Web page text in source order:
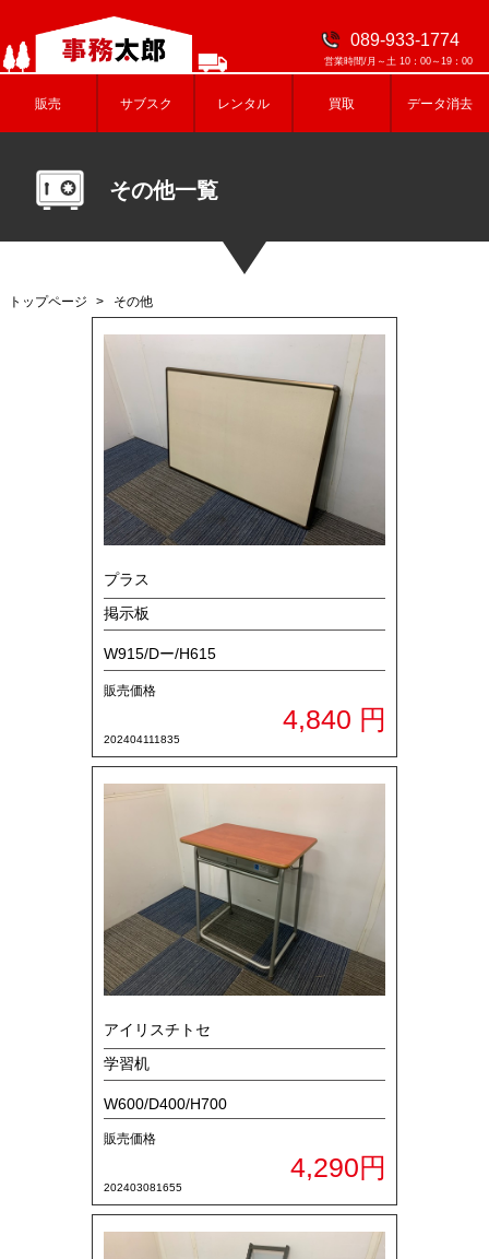
089-933-1774
営業時間/月～土 10：00～19：00
販売 サブスク レンタル 買取 データ消去
その他一覧
トップページ その他
4,840 円
プラス
掲示板
W915/Dー/H615
販売価格
202404111835
4,290円
アイリスチトセ
学習机
W600/D400/H700
販売価格
202403081655